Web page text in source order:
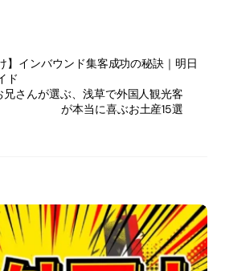
】インバウンド集客成功の秘訣｜明日
ド
兄さんが選ぶ、浅草で外国人観光客
が本当に喜ぶお土産15選